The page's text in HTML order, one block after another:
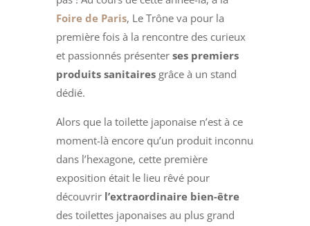
Foire de Paris, Le Trône va pour la
première fois à la rencontre des curieux
et passionnés présenter ses premiers
produits sanitairesgrâce à un stand
dédié.
Alors que la toilette japonaise n’est à ce
moment-là encore qu’un produit inconnu
dans l’hexagone, cette première
exposition était le lieu rêvé pour
découvrir l’extraordinaire bien-être
des toilettes japonaises au plus grand